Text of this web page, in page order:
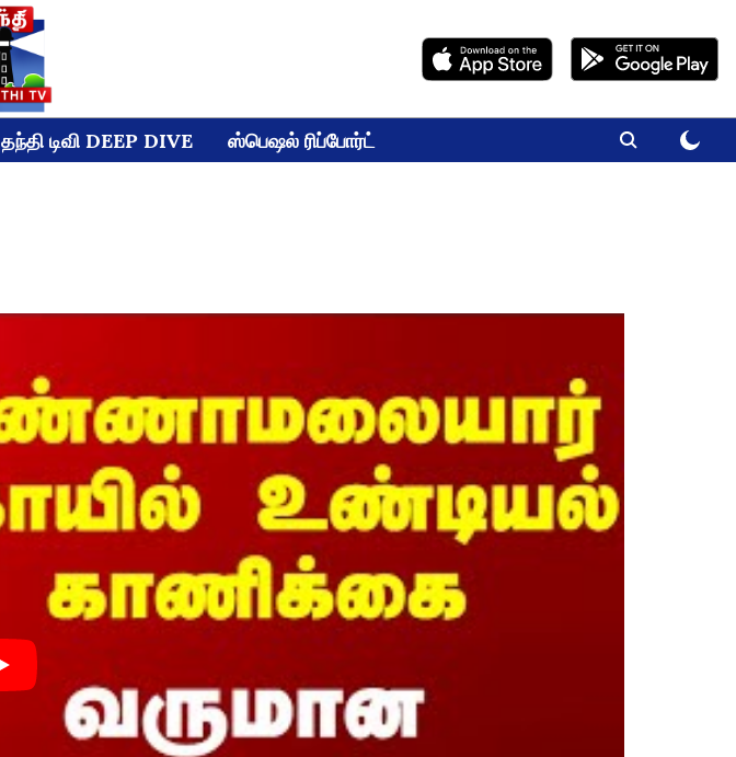
தந்தி டிவி DEEP DIVE ஸ்பெஷல் ரிப்போர்ட்